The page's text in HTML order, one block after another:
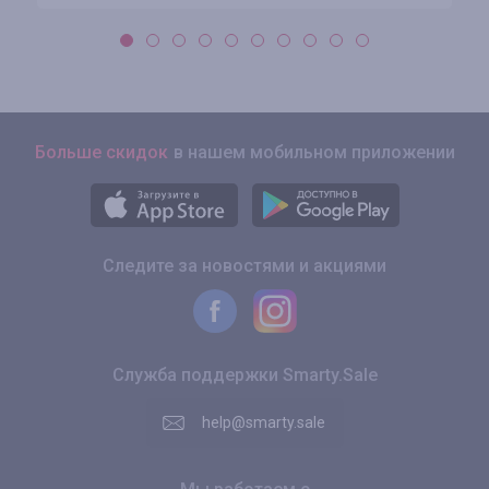
Больше скидок в нашем мобильном приложении
Следите за новостями и акциями
Служба поддержки Smarty.Sale
help@smarty.sale